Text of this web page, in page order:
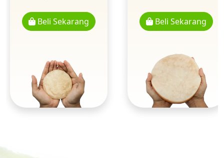
Beli Sekarang Beli Sekarang